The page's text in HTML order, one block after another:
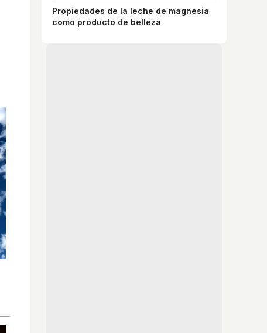
Propiedades de la leche de magnesia
como producto de belleza